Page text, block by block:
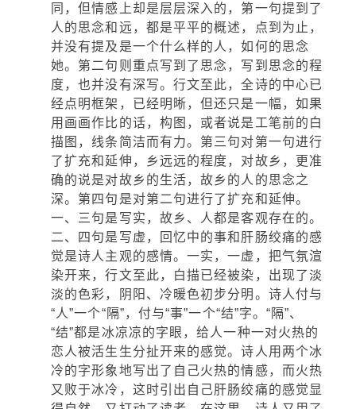
同，但情感上却是层层深入的，第一句提到了
人的思念和远，都是平平的概述，点到为止，
并没有提及是一个什么样的人，如何的思念
她。第二句则重点写到了思念，写到思念的程
度，也并没有深写。行文至此，全诗的中心已
经点明框架，已经明晰，但还只是一幅，如果
用画画作比的话，构图，或者说是工笔前的白
描图，线条简洁而有力。第三句对第一句进行
了扩充和延伸，乡远远的程度，对故乡，更准
确的说是对故乡的生活，故乡的人的思念之
深。第四句是对第二句进行了扩充和延伸。
一、三句是写实，故乡、人都是客观存在的。
二、四句是写虚，回忆中的事和肝肠绞痛的感
觉是诗人主观的感情。一实，一虚，把气氛渲
染开来，行文至此，白描已经被染，出现了淡
淡的色彩，阴阳、冷暖色初步分明。诗人付与
“人”一个“隔”，付与“事”一个“结”字。“隔”、
“结”都是冰凉凉的字眼，给人一种一对火热的
恋人被活生生分扯开来的感觉。诗人用两个冰
冷的字形象地写出了自己火热的情感，而火热
又败于冰冷，这时引出自己肝肠绞痛的感觉显